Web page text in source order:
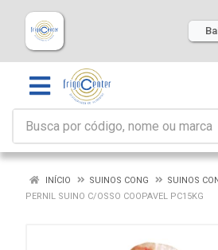
INÍCIO SUINOS CONG
SUINOS
PERNIL SUINO C/OSSO COOPAVEL PC15KG